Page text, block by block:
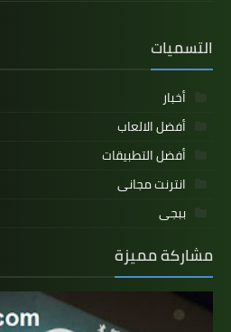
التسميات
أخبار
أفضل الالعاب
أفضل التطبيقات
انترنت مجانى
ببجى
مشاركة مميزة